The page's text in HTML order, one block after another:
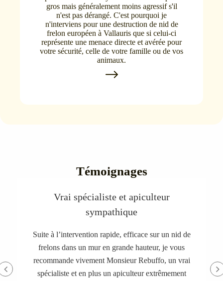
gros mais généralement moins agressif s'il
n'est pas dérangé. C'est pourquoi je
n'interviens pour une destruction de nid de
frelon européen à Vallauris que si celui-ci
représente une menace directe et avérée pour
votre sécurité, celle de votre famille ou de vos
animaux.
Témoignages
Vrai spécialiste et apiculteur
sympathique
Suite à l’intervention rapide, efficace sur un nid de
frelons dans un mur en grande hauteur, je vous
recommande vivement Monsieur Rebuffo, un vrai
spécialiste et en plus un apiculteur extrêmement